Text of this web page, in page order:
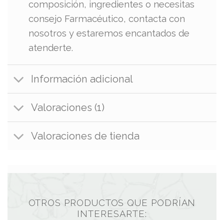
composición, ingredientes o necesitas
consejo Farmacéutico, contacta con
nosotros y estaremos encantados de
atenderte.
Información adicional
Valoraciones (1)
Valoraciones de tienda
OTROS PRODUCTOS QUE PODRÍAN
INTERESARTE: